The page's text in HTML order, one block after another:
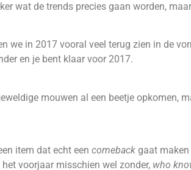
wat de trends precies gaan worden,
we in 2017 vooral veel terug zien in de
en je bent klaar voor 2017.
mouwen al een beetje opkomen,
item dat echt een comeback gaat maken
voorjaar misschien wel zonder, who